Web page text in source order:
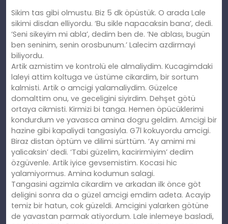
Sikim tas gibi olmustu. Biz 5 dk öpüstük. O arada Lale
sikimi disdan elliyordu. ‘Bu sikle napacaksin bana’, dedi.
‘Seni sikeyim mi abla’, dedim ben de. ‘Ne ablası, bugün
ben seninim, senin orosbunum.’ Lalecim azdirmayi
biliyordu.
Artik azmistim ve kontrolü ele almaliydim. Kucagimdaki
laleyi attim koltuga ve üstüme cikardim, bir sortum
kalmisti. Artik o amcigi yalamaliydim. Güzelce
domalttim onu, ve geceligini siyirdim. Dehşet götü
ortaya cikmisti. Kirmizi bi tanga. Hemen öpücüklerimi
kondurdum ve yavasca amina dogru geldim. Amcigi bir
hazine gibi kapaliydi tangasiyla. G7l kokuyordu amcigi.
Biraz distan öptüm ve dilimi sürttüm. ‘Ay amimi mi
yalicaksin’ dedi. ‘Tabi güzelim, kacirirmiyim’ dedim
özgüvenle. Artik iyice gevsemistim. Kocasi hic
yalamiyormus. Amina kodumun salagi.
Tangasini agzimla cikardim ve arkadan ilk önce göt
deligini sonra da o güzel amcigi emdim adeta. Acayip
temiz bir hatun, cok güzeldi. Amcigini yalarken götüne
de yavastan parmak atiyordum. Lale inlemeye basladi,